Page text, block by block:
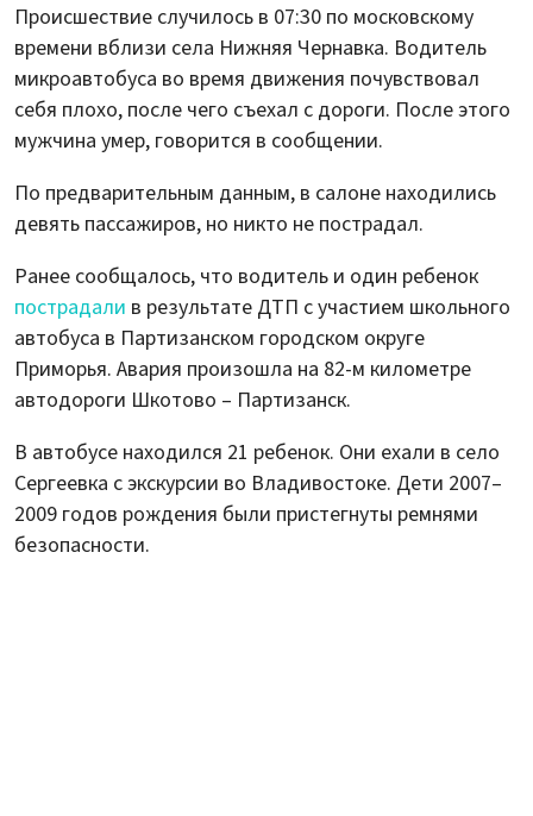
Происшествие случилось в 07:30 по московскому
времени вблизи села Нижняя Чернавка. Водитель
микроавтобуса во время движения почувствовал
себя плохо, после чего съехал с дороги. После этого
мужчина умер, говорится в сообщении.
По предварительным данным, в салоне находились
девять пассажиров, но никто не пострадал.
Ранее сообщалось, что водитель и один ребенок
пострадали в результате ДТП с участием школьного
автобуса в Партизанском городском округе
Приморья. Авария произошла на 82-м километре
автодороги Шкотово – Партизанск.
В автобусе находился 21 ребенок. Они ехали в село
Сергеевка с экскурсии во Владивостоке. Дети 2007–
2009 годов рождения были пристегнуты ремнями
безопасности.